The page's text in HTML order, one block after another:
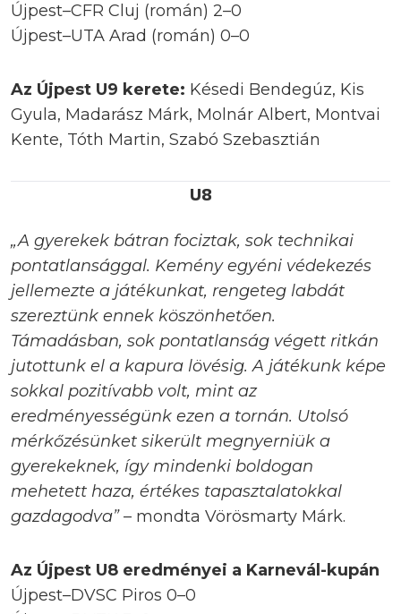
Újpest–CFR Cluj (román) 2–0
Újpest–UTA Arad (román) 0–0
Az Újpest U9 kerete: Késedi Bendegúz, Kis
Gyula, Madarász Márk, Molnár Albert, Montvai
Kente, Tóth Martin, Szabó Szebasztián
U8
„A gyerekek bátran fociztak, sok technikai
pontatlansággal. Kemény egyéni védekezés
jellemezte a játékunkat, rengeteg labdát
szereztünk ennek köszönhetően.
Támadásban, sok pontatlanság végett ritkán
jutottunk el a kapura lövésig. A játékunk képe
sokkal pozitívabb volt, mint az
eredményességünk ezen a tornán. Utolsó
mérkőzésünket sikerült megnyerniük a
gyerekeknek, így mindenki boldogan
mehetett haza, értékes tapasztalatokkal
gazdagodva”– mondta Vörösmarty Márk.
Az Újpest U8 eredményei a Karnevál-kupán
Újpest–DVSC Piros 0–0